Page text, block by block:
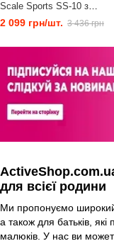
Scale Sports SS-10 з
ручним гальмом,
складаний, блакитний
2 099 грн/шт. 3 436 грн
для всієї родини
Ми пропонуємо широкий
а також для батьків,
малюків. У нас ви